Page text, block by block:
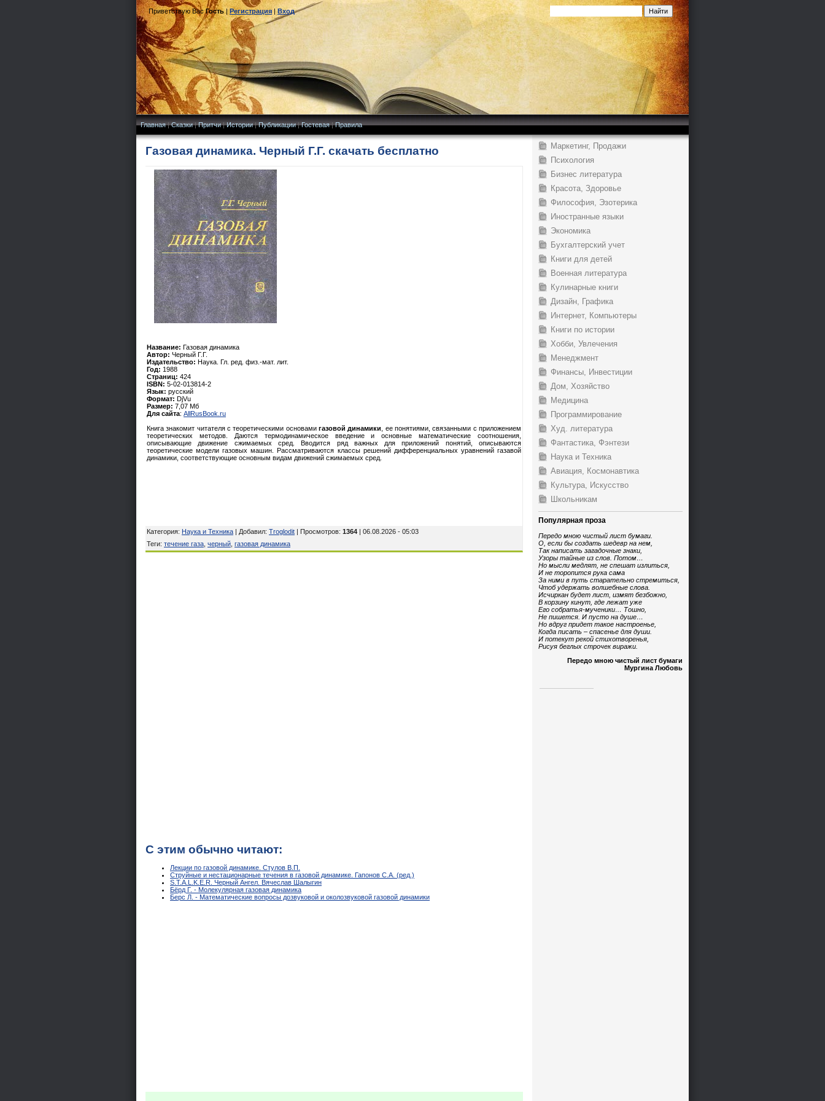
Приветствую Вас Гость|Регистрация|Вход
Главная|Сказки|Притчи|Истории|Публикации|Гостевая|Правила
Газовая динамика. Черный Г.Г. скачать бесплатно
Название: Газовая динамика
Автор: Черный Г.Г.
Издательство: Наука. Гл. ред. физ.-мат. лит.
Год: 1988
Страниц: 424
ISBN: 5-02-013814-2
Язык: русский
Формат: DjVu
Размер: 7,07 Мб
Для сайта: AllRusBook.ru
Книга знакомит читателя с теоретическими основами газовой динамики
, ее понятиями, связанными с приложением
теоретических методов. Даются термодинамическое введение и основные математические соотношения,
описывающие движение сжимаемых сред. Вводится ряд важных для приложений понятий, описываются
теоретические модели газовых машин. Рассматриваются классы решений дифференциальных уравнений газавой
динамики, соответствующие основным видам движений сжимаемых сред.
Категория: Наука и Техника | Добавил: Troglodit | Просмотров: 1364 | 06.08.2026 - 05:03
Теги: течение газа черный газовая динамика
С этим обычно читают:
Лекции по газовой динамике. Стулов В.П.
Струйные и нестационарные течения в газовой динамике. Гапонов С.А. (ред.)
S.T.A.L.K.E.R. Черный Ангел. Вячеслав Шалыгин
Бёрд Г. - Молекулярная газовая динамика
Берс Л. - Математические вопросы дозвуковой и околозвуковой газовой динамики
Маркетинг, Продажи
Психология
Бизнес литература
Красота, Здоровье
Философия, Эзотерика
Иностранные языки
Экономика
Бухгалтерский учет
Книги для детей
Военная литература
Кулинарные книги
Дизайн, Графика
Интернет, Компьютеры
Книги по истории
Хобби, Увлечения
Менеджмент
Финансы, Инвестиции
Дом, Хозяйство
Медицина
Программирование
Худ. литература
Фантастика, Фэнтези
Наука и Техника
Авиация, Космонавтика
Культура, Искусство
Школьникам
Популярная проза
Передо мною чистый лист бумаги.
О, если бы создать шедевр на нем,
Так написать загадочные знаки,
Узоры тайные из слов. Потом…
Но мысли медлят, не спешат излиться,
И не торопится рука сама
За ними в путь старательно стремиться,
Чтоб удержать волшебные слова.
Исчиркан будет лист, измят безбожно,
В корзину кинут, где лежат уже
Его собратья-мученики… Тошно,
Не пишется. И пусто на душе…
Но вдруг придет такое настроенье,
Когда писать – спасенье для души.
И потекут рекой стихотворенья,
Рисуя беглых строчек виражи.
Передо мною чистый лист бумаги
Мургина Любовь